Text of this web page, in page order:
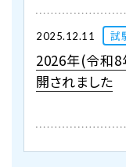
2025.12.11 試
2026年(令和
開されました